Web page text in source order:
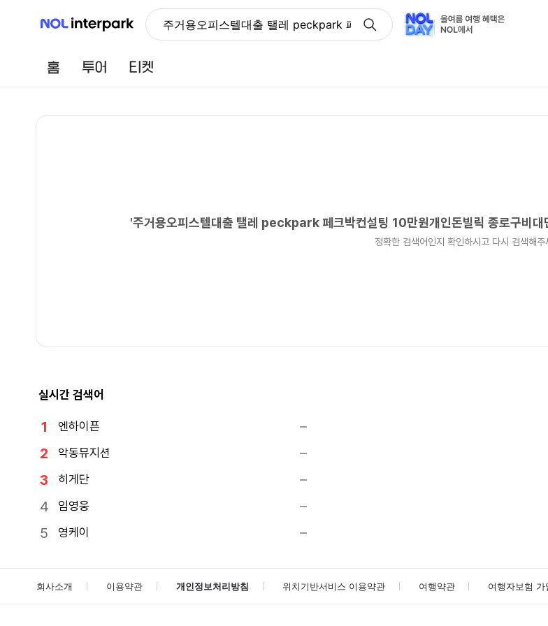
NOL 인터파크 주거용오피스텔대출 탤레 peckpark 페크박컨설팅 10만원개인돈빌릭 종로구
홈 투어
'주거용오피스텔대출 탤레 peckpark 페크박컨설팅 10만원개인돈빌릭 종로구비대
정확한 검색어인지 확인하시고 다시 검색해주
실시간 검색어
엔하이픈
악동뮤지션
히게단
임영웅
영케이
회사소개 이용약관 개인정보처리방침 위치기반서비스 이용약관 여행약관 여행자보험 가